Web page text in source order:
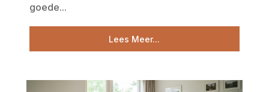
goede...
Lees Meer...